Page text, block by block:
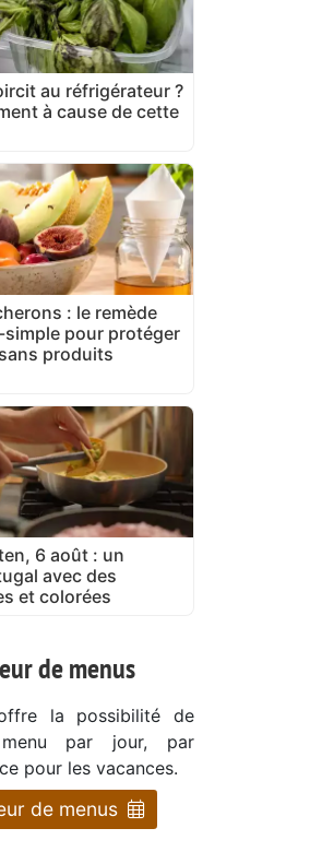
au réfrigérateur ?
à cause de cette
: le remède
pour protéger
produits
6 août : un
avec des
et colorées
de menus
la possibilité de
par jour, par
pour les vacances.
de menus